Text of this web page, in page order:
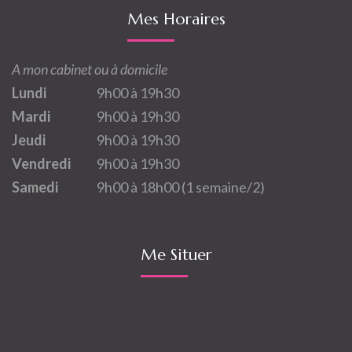
Mes Horaires
A mon cabinet ou à domicile
Lundi
9h00 à 19h30
Mardi
9h00 à 19h30
Jeudi
9h00 à 19h30
Vendredi
9h00 à 19h30
Samedi
9h00 à 18h00 (1 semaine/2)
Me Situer